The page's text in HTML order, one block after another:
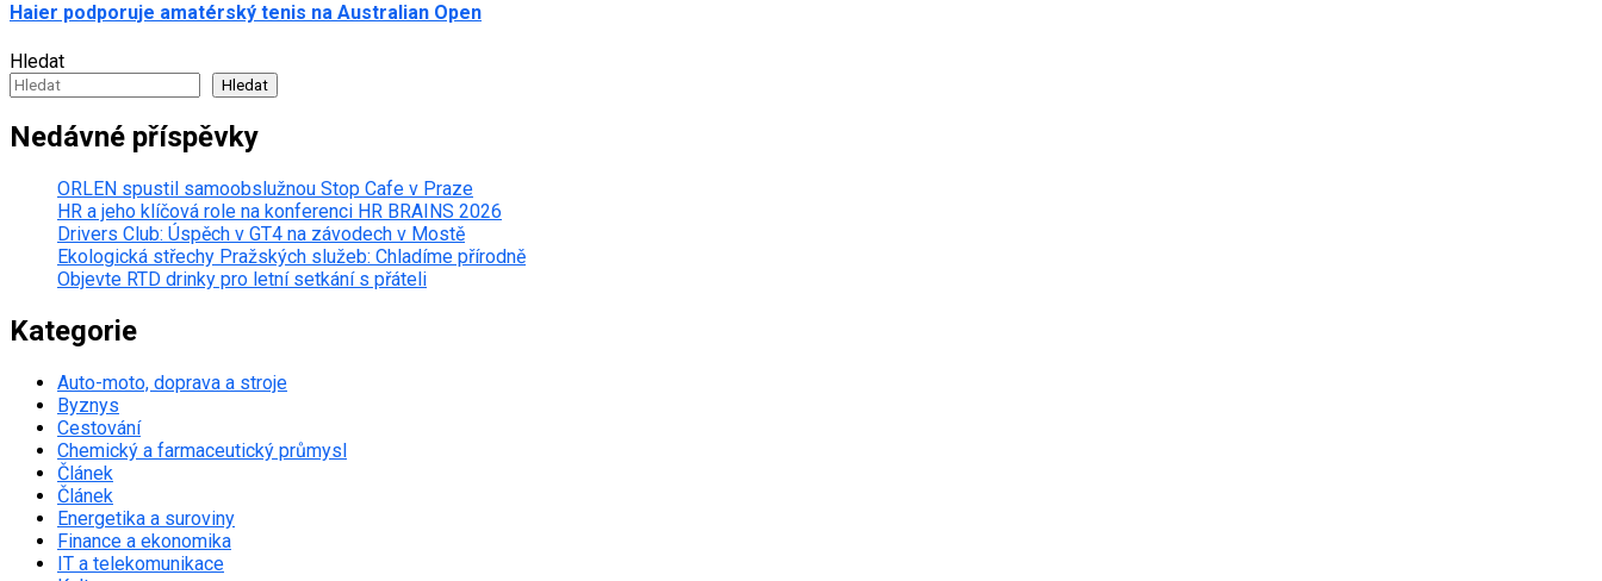
Haier podporuje amatérský tenis na Australian Open
Hledat
Hledat
Nedávné příspěvky
ORLEN spustil samoobslužnou Stop Cafe v Praze
HR a jeho klíčová role na konferenci HR BRAINS 2026
Drivers Club: Úspěch v GT4 na závodech v Mostě
Ekologická střechy Pražských služeb: Chladíme přírodně
Objevte RTD drinky pro letní setkání s přáteli
Kategorie
Auto-moto, doprava a stroje
Byznys
Cestování
Chemický a farmaceutický průmysl
Článek
Článek
Energetika a suroviny
Finance a ekonomika
IT a telekomunikace